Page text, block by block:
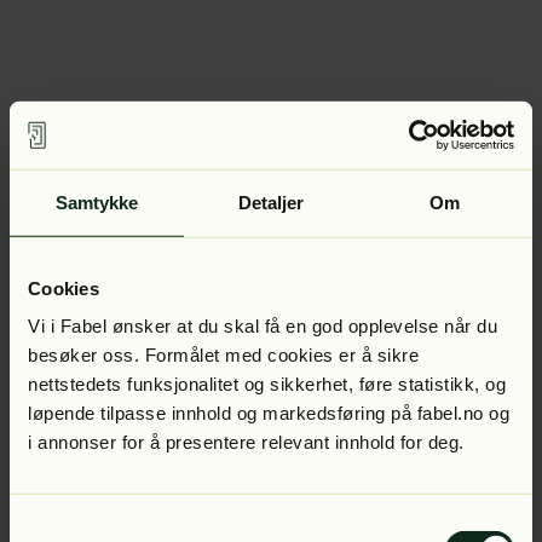
Samtykke Detaljer Om
Cookies
Vi i Fabel ønsker at du skal få en god opplevelse når du
besøker oss. Formålet med cookies er å sikre
nettstedets funksjonalitet og sikkerhet, føre statistikk, og
løpende tilpasse innhold og markedsføring på fabel.no og
i annonser for å presentere relevant innhold for deg.